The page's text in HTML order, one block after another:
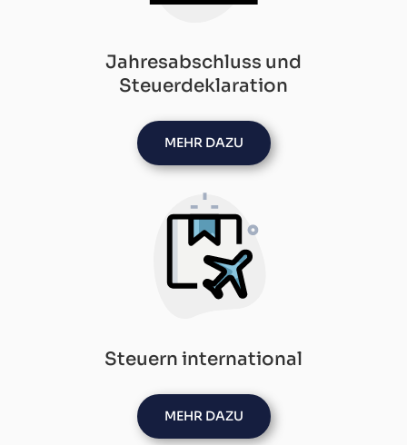
Jahresabschluss und
Steuerdeklaration
MEHR DAZU
Steuern international
MEHR DAZU